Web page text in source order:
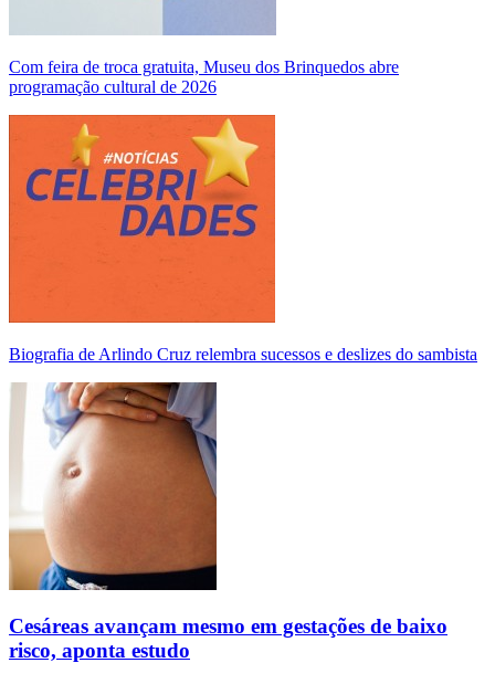
Com feira de troca gratuita, Museu dos Brinquedos abre
programação cultural de 2026
Biografia de Arlindo Cruz relembra sucessos e deslizes do sambista
Cesáreas avançam mesmo em gestações de baixo
risco, aponta estudo